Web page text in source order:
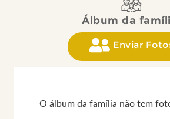
Álbum da
Enviar
O álbum da família não tem